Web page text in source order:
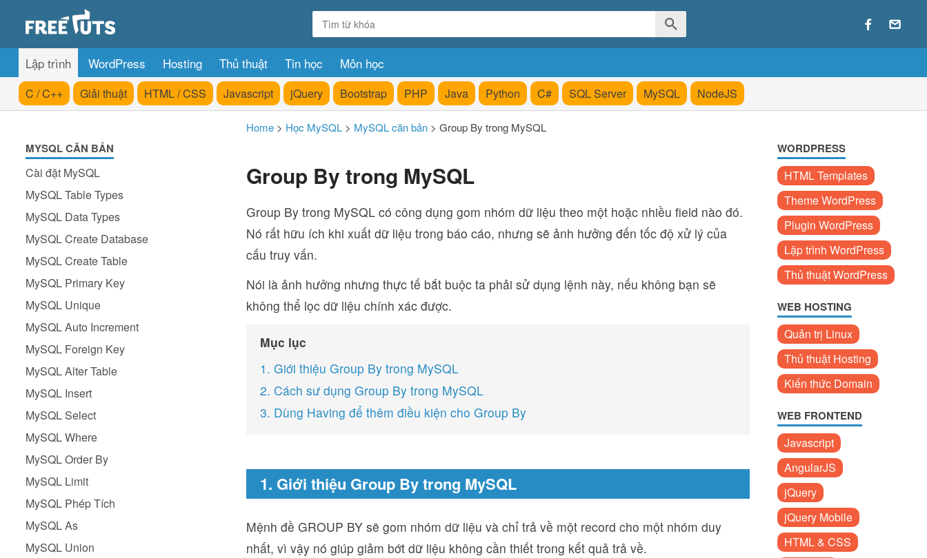
Lập trình WordPress Hosting Thủ thuật Tin học Môn học
C / C++ Giải thuật HTML / CSS Javascript jQuery Bootstrap PHP Java Python C# SQL Server MySQL NodeJS
MYSQL CĂN BẢN
Cài đặt MySQL
MySQL Table Types
MySQL Data Types
MySQL Create Database
MySQL Create Table
MySQL Primary Key
MySQL Unique
MySQL Auto Increment
MySQL Foreign Key
MySQL Alter Table
MySQL Insert
MySQL Select
MySQL Where
MySQL Order By
MySQL Limit
MySQL Phép Tích
MySQL As
MySQL Union
Home > Học MySQL > MySQL căn bản > Group By trong MySQL
Group By trong MySQL
Group By trong MySQL có công dụng gom nhóm dữ liệu theo một hoặc nhiều field nào đó.
Nó rất hữu ích khi xuất dữ liệu trong báo cáo, nhưng sẽ ảnh hưởng đến tốc độ xử lý của
cấu truy vấn.
Nói là ảnh hưởng nhưng thực tế bắt buộc ta phải sử dụng lệnh này, nếu không bạn sẽ
không thể lọc dữ liệu chính xác được.
Mục lục
1. Giới thiệu Group By trong MySQL
2. Cách sư dụng Group By trong MySQL
3. Dùng Having để thêm điều kiện cho Group By
1. Giới thiệu Group By trong MySQL
Mệnh đề GROUP BY sẽ gom nhóm dữ liệu và chỉ trả về một record cho một nhóm duy
nhất, vì vậy nó giúp giảm bớt dữ liệu không cần thiết trong kết quả trả về.
WORDPRESS
HTML Templates
Theme WordPress
Plugin WordPress
Lập trình WordPress
Thủ thuật WordPress
WEB HOSTING
Quản trị Linux
Thủ thuật Hosting
Kiến thức Domain
WEB FRONTEND
Javascript
AngularJS
jQuery
jQuery Mobile
HTML & CSS